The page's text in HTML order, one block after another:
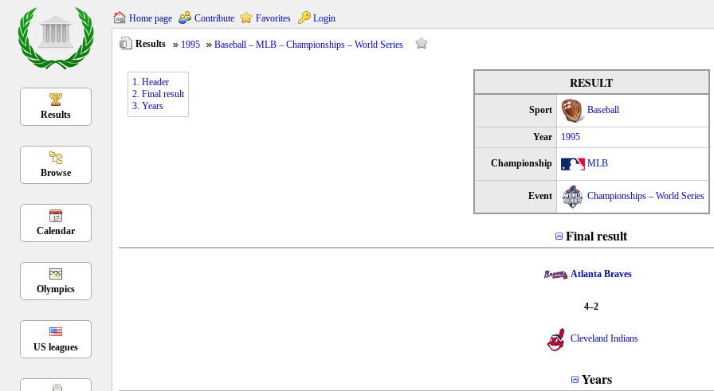
Results
Browse
Calendar
Olympics
US leagues
Home page Contribute Favorites Login
Results 1995 Baseball – MLB – Championships – World Series
RESULT
Sport Baseball
Year 1995
Championship MLB
Event Championships – World Series
Final result
Atlanta Braves
4–2
Cleveland Indians
Years
1. Header
2. Final result
3. Years